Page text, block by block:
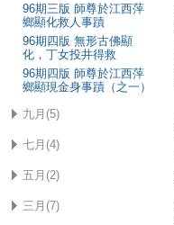
96期三版 師尊於江西萍
鄉顯化救人事蹟
96期四版 無形古佛顯
化，丁女投井得救
96期四版 師尊於江西萍
鄉顯現金身事蹟（之一）
九月(5)
七月(4)
五月(2)
三月(7)